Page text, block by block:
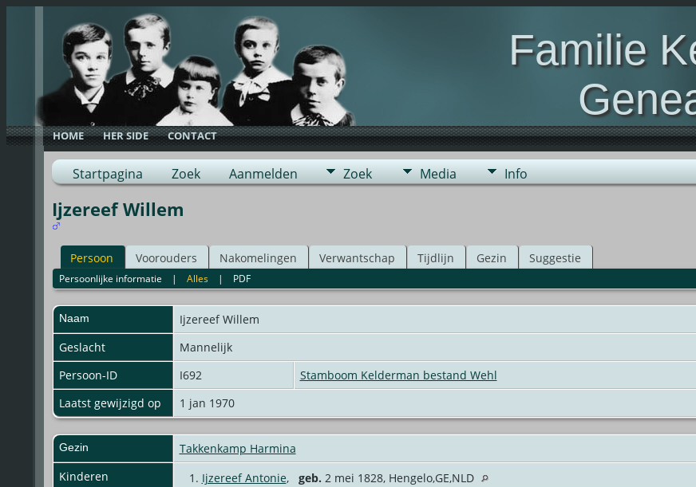
Familie
Genealogie van de
HOME HER SIDE CONTACT
Startpagina Zoek Aanmelden Zoek Media Info
Ijzereef Willem
Persoon Voorouders Nakomelingen Verwantschap Tijdlijn Gezin Suggestie
Persoonlijke informatie | Alles| PDF
Naam Ijzereef Willem
Geslacht
Mannelijk
Persoon-ID
I692
Stamboom Kelderman bestand Wehl
Laatst gewijzigd op
1 jan 1970
Gezin
Takkenkamp Harmina
Kinderen
1. Ijzereef Antonie, geb. 2 mei 1828, Hengelo,GE,NLD